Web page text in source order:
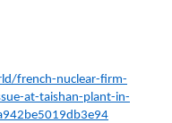
french-nuclear-firm-
at-taishan-plant-in-